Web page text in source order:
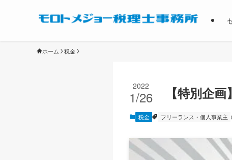
ホーム 税金
【特別企
2022
1/26
税金 フリーランス・個人事業主